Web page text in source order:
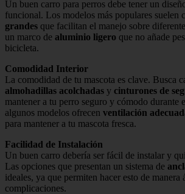
Un buen carro para perros debe tener un
funcional. Los modelos más populares suelen
grandes que facilitan el manejo sobre
un marco de aluminio ligero que no añade
bicicleta.
Comodidad Interior
La comodidad de tu mascota es clave. Busca
almohadillas acolchadas y cinturones de
mantener a tu perro seguro y cómodo durante
algunos modelos ofrecen ventilación
para mantener a tu mascota fresca.
Facilidad de Instalación
Un buen carro debería ser fácil de instalar y
Las opciones que presentan un sistema de
ideales, ya que permiten hacer esto de manera
complicaciones.